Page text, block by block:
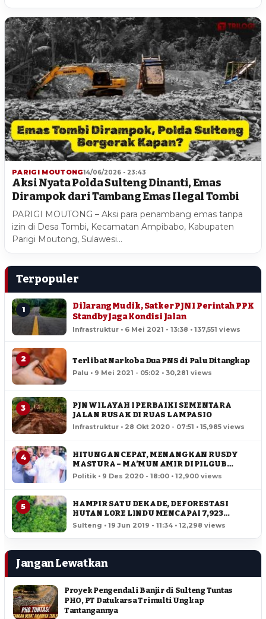
PARIGI MOUTONG14/06/2026 - 23:43
Aksi Nyata Polda Sulteng Dinanti, Emas
Dirampok dari Tambang Emas Ilegal Tombi
PARIGI MOUTONG – Aksi para penambang emas tanpa
izin di Desa Tombi, Kecamatan Ampibabo, Kabupaten
Parigi Moutong, Sulawesi…
Terpopuler
1
Dilarang Mudik, Satker PJN I Perintah PPK
Standby Jaga Kondisi Jalan
Infrastruktur • 6 Mei 2021 - 13:38 • 137,551 views
2 Terlibat Narkoba Dua PNS di Palu Ditangkap
Palu • 9 Mei 2021 - 05:02 • 30,281 views
3
PJN WILAYAH I PERBAIKI SEMENTARA
JALAN RUSAK DI RUAS LAMPASIO
Infrastruktur • 28 Okt 2020 - 07:51 • 15,985 views
4
HITUNGAN CEPAT, MENANGKAN RUSDY
MASTURA – MA’MUN AMIR DI PILGUB
SULTENG
Politik • 9 Des 2020 - 18:00 • 12,900 views
5
HAMPIR SATU DEKADE, DEFORESTASI
HUTAN LORE LINDU MENCAPAI 7,923
HEKTAR
Sulteng • 19 Jun 2019 - 11:34 • 12,298 views
Jangan Lewatkan
Proyek Pengendali Banjir di Sulteng Tuntas
PHO, PT Datukarsa Trimulti Ungkap
Tantangannya